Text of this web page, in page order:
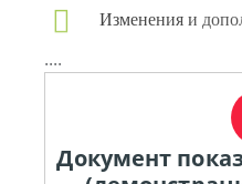
Изменения и
....
Документ